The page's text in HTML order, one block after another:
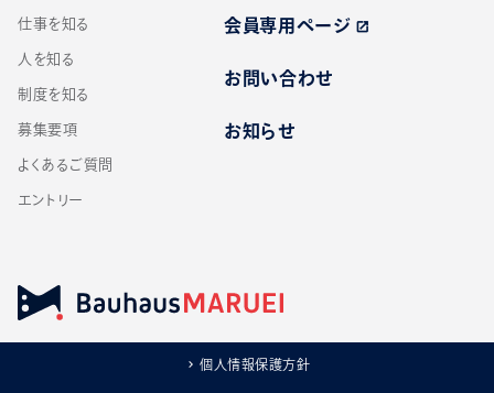
仕事を知る
人を知る
制度を知る
募集要項
よくあるご質問
エントリー
会員専用ページ open_in_new
お問い合わせ
お知らせ
個人情報保護方針